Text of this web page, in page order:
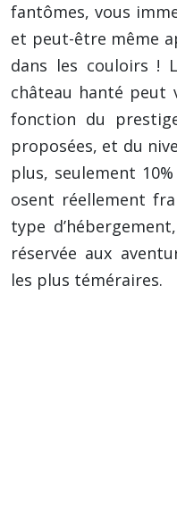
fantômes, vous
et peut-être même
dans les couloirs !
château hanté peut
fonction du
proposées, et du
plus, seulement
osent réellement
type
réservée aux
les plus téméraires.